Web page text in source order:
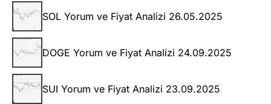
SOL Yorum ve Fiyat Analizi 26.05.2025
DOGE Yorum ve Fiyat Analizi 24.09.2025
SUI Yorum ve Fiyat Analizi 23.09.2025